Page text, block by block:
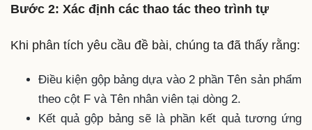
Bước 2: Xác định các thao tác theo trình tự
Khi phân tích yêu cầu đề bài, chúng ta đã thấy rằng:
Điều kiện gộp bảng dựa vào 2 phần Tên sản phẩm
theo cột F và Tên nhân viên tại dòng 2.
Kết quả gộp bảng sẽ là phần kết quả tương ứng